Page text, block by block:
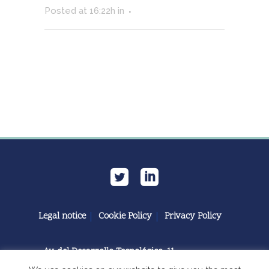
Posted at 16:22h in
Legal notice Cookie Policy Privacy Policy
Av. del Desarrollo Tecnológico, 11
11591 Jerez de la Frontera, Cádiz | España